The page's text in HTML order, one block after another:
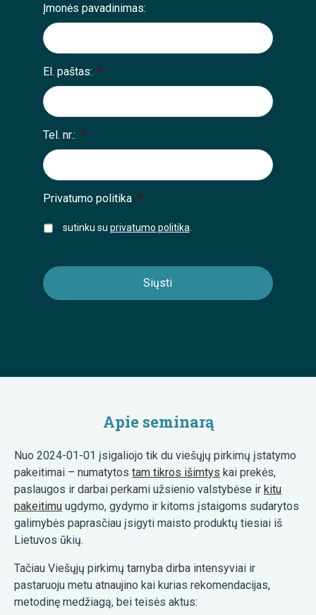
Įmonės pavadinimas:
El. paštas: *
Tel. nr.: *
Privatumo politika *
sutinku su privatumo politika
Apie seminarą
Nuo 2024-01-01 įsigaliojo tik du viešųjų pirkimų įstatymo
pakeitimai – numatytos tam tikros išimtys kai prekės,
paslaugos ir darbai perkami užsienio valstybėse ir kitu
pakeitimu ugdymo, gydymo ir kitoms įstaigoms sudarytos
galimybės paprasčiau įsigyti maisto produktų tiesiai iš
Lietuvos ūkių.
Tačiau Viešųjų pirkimų tarnyba dirba intensyviai ir
pastaruoju metu atnaujino kai kurias rekomendacijas,
metodinę medžiagą, bei teisės aktus: